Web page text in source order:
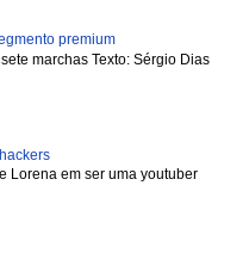
premium
marchas Texto: Sérgio Dias
Lorena em ser uma youtuber